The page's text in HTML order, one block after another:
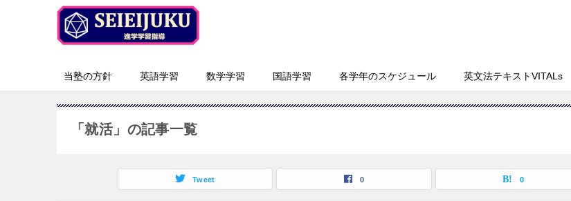
当塾の方針 英語学習 数学学習 国語学習 各学年のスケジュール 英文法テキストVITALs
「就活」の記事一覧
Tweet 0 0